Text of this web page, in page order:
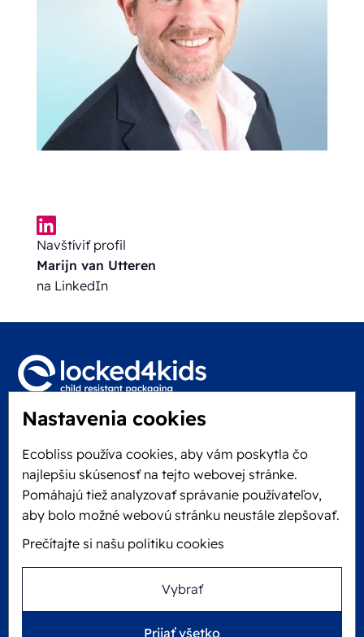
Nastavenia cookies
Ecobliss používa cookies, aby vám poskytla čo
najlepšiu skúsenosť na tejto webovej stránke.
Pomáhajú tiež analyzovať správanie používateľov,
aby bolo možné webovú stránku neustále zlepšovať.
Prečítajte si našu politiku cookies
Vybrať
Prijať všetko
Navštíviť profil
Marijn van Utteren
na LinkedIn
Locked4Kids B.V.
6101 XJ Echt, Holandsko
KVK: 60610182
+31 475 390 550
Ecobliss je FSC® certifikovaný s číslom licencie